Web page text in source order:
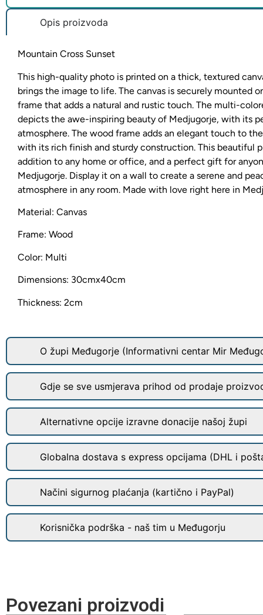
Opis proizvoda
Mountain Cross Sunset
This high-quality photo is printed on a thick, textured
brings the image to life. The canvas is securely mounted
frame that adds a natural and rustic touch. The multi-
depicts the awe-inspiring beauty of Medjugorje, with its
atmosphere. The wood frame adds an elegant touch to
with its rich finish and sturdy construction. This beautiful
addition to any home or office, and a perfect gift for
Medjugorje. Display it on a wall to create a serene and
atmosphere in any room. Made with love right here in
Material: Canvas
Frame: Wood
Color: Multi
Dimensions: 30cmx40cm
Thickness: 2cm
O župi Međugorje (Informativni centar Mir
Gdje se sve usmjerava prihod od prodaje
Alternativne opcije izravne donacije našoj župi
Globalna dostava s express opcijama (DHL i
Načini sigurnog plaćanja (kartično i PayPal)
Korisnička podrška - naš tim u Međugorju
Povezani proizvodi